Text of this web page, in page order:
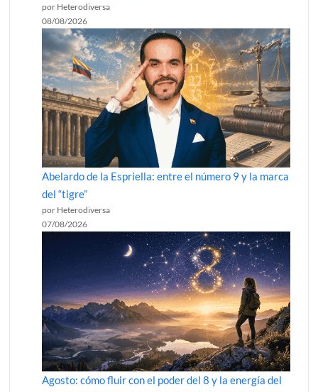
por Heterodiversa
08/08/2026
Abelardo de la Espriella: entre el número 9 y la marca
del “tigre”
por Heterodiversa
07/08/2026
Agosto: cómo fluir con el poder del 8 y la energía del